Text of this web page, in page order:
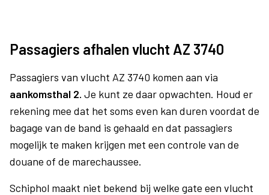
Passagiers afhalen vlucht AZ 3740
Passagiers van vlucht AZ 3740 komen aan via
aankomsthal 2. Je kunt ze daar opwachten. Houd er
rekening mee dat het soms even kan duren voordat de
bagage van de band is gehaald en dat passagiers
mogelijk te maken krijgen met een controle van de
douane of de marechaussee.
Schiphol maakt niet bekend bij welke gate een vlucht